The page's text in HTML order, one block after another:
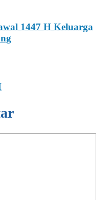
1447 H Keluarga